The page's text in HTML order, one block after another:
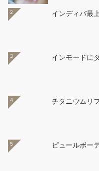
2 インディバ最
3 インモードに
4 チタニウムリ
5 ピュールボー